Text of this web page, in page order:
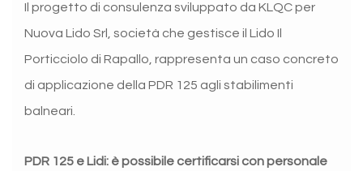
Il progetto di consulenza sviluppato da KLQC per
Nuova Lido Srl, società che gestisce il Lido Il
Porticciolo di Rapallo, rappresenta un caso concreto
di applicazione della PDR 125 agli stabilimenti
balneari.
PDR 125 e Lidi: è possibile certificarsi con personale